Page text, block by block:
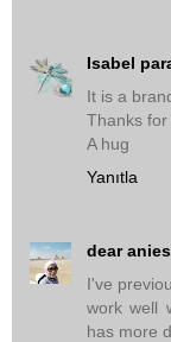
Isabel
It is a
Thanks for
A hug
Yanıtla
dear anies
I've
work well
has more